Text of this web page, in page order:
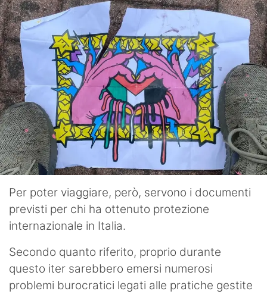
Per poter viaggiare, però, servono i documenti
previsti per chi ha ottenuto protezione
internazionale in Italia.
Secondo quanto riferito, proprio durante
questo iter sarebbero emersi numerosi
problemi burocratici legati alle pratiche gestite